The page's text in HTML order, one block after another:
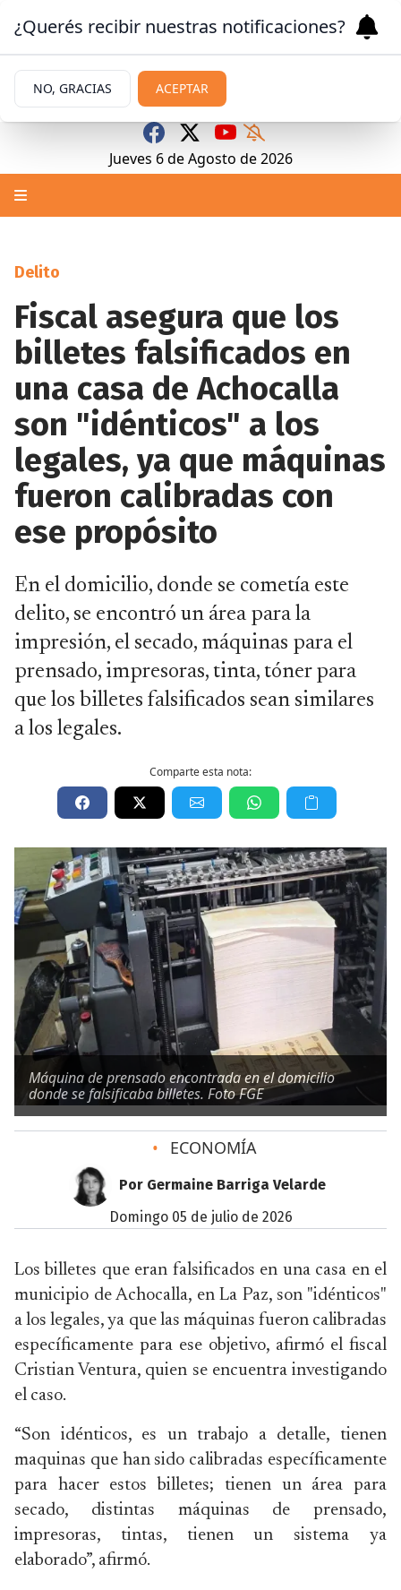
Jueves 6 de Agosto de 2026
Delito
Fiscal asegura que los
billetes falsificados en
una casa de Achocalla
son "idénticos" a los
legales, ya que máquinas
fueron calibradas con
ese propósito
En el domicilio, donde se cometía este
delito, se encontró un área para la
impresión, el secado, máquinas para el
prensado, impresoras, tinta, tóner para
que los billetes falsificados sean similares
a los legales.
Comparte esta nota:
Máquina de prensado encontrada en el domicilio
donde se falsificaba billetes. Foto FGE
• ECONOMÍA
Por Germaine Barriga Velarde
domingo 05 de julio de 2026
Los billetes que eran falsificados en una casa en el
municipio de Achocalla, en La Paz, son "idénticos"
a los legales, ya que las máquinas fueron calibradas
específicamente para ese objetivo, afirmó el fiscal
Cristian Ventura, quien se encuentra investigando
el caso.
“Son idénticos, es un trabajo a detalle, tienen
maquinas que han sido calibradas específicamente
para hacer estos billetes; tienen un área para
secado, distintas máquinas de prensado,
impresoras, tintas, tienen un sistema ya
elaborado”, afirmó.
¿Querés recibir nuestras notificaciones?
NO, GRACIAS ACEPTAR